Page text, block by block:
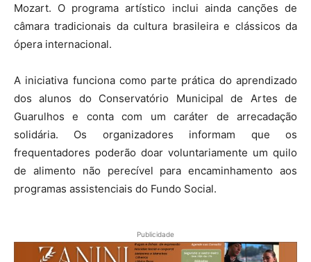
Mozart. O programa artístico inclui ainda canções de
câmara tradicionais da cultura brasileira e clássicos da
ópera internacional.
A iniciativa funciona como parte prática do aprendizado
dos alunos do Conservatório Municipal de Artes de
Guarulhos e conta com um caráter de arrecadação
solidária. Os organizadores informam que os
frequentadores poderão doar voluntariamente um quilo
de alimento não perecível para encaminhamento aos
programas assistenciais do Fundo Social.
Publicidade